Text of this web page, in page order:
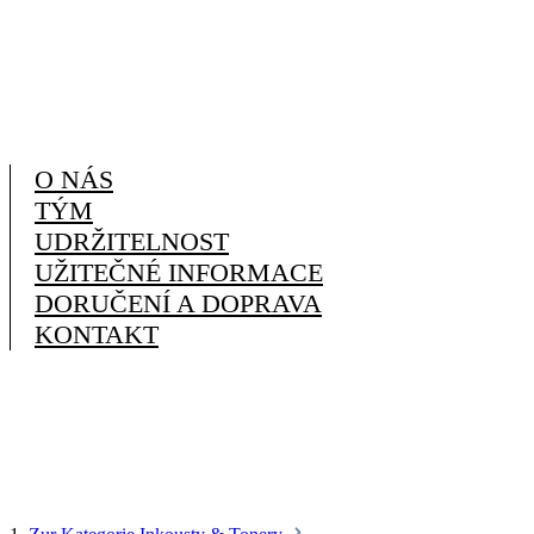
O NÁS
TÝM
UDRŽITELNOST
UŽITEČNÉ INFORMACE
DORUČENÍ A DOPRAVA
KONTAKT